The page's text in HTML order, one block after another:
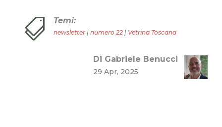
 Temi:
newsletter| numero 22| Vetrina Toscana
Di Gabriele Benucci
29 Apr, 2025